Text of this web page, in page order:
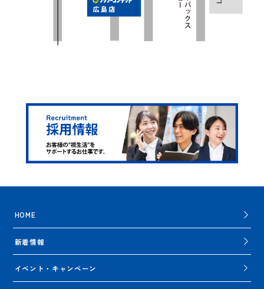
HOME
新着情報
イベント・キャンペーン